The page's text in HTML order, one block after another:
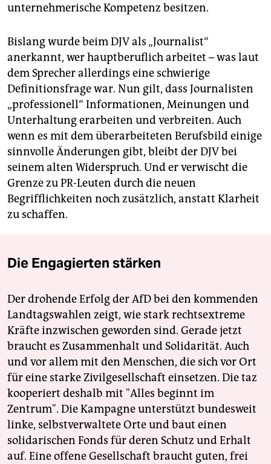
unternehmerische Kompetenz besitzen.
Bislang wurde beim DJV als „Journalist“
anerkannt, wer hauptberuflich arbeitet – was laut
dem Sprecher allerdings eine schwierige
Definitionsfrage war. Nun gilt, dass Journalisten
„professionell“ Informationen, Meinungen und
Unterhaltung erarbeiten und verbreiten. Auch
wenn es mit dem überarbeiteten Berufsbild einige
sinnvolle Änderungen gibt, bleibt der DJV bei
seinem alten Widerspruch. Und er verwischt die
Grenze zu PR-Leuten durch die neuen
Begrifflichkeiten noch zusätzlich, anstatt Klarheit
zu schaffen.
Die Engagierten stärken
Der drohende Erfolg der AfD bei den kommenden
Landtagswahlen zeigt, wie stark rechtsextreme
Kräfte inzwischen geworden sind. Gerade jetzt
braucht es Zusammenhalt und Solidarität. Auch
und vor allem mit den Menschen, die sich vor Ort
für eine starke Zivilgesellschaft einsetzen. Die taz
kooperiert deshalb mit "Alles beginnt im
Zentrum". Die Kampagne unterstützt bundesweit
linke, selbstverwaltete Orte und baut einen
solidarischen Fonds für deren Schutz und Erhalt
auf. Eine offene Gesellschaft braucht guten, frei